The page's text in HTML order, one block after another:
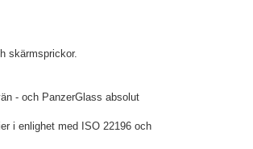
skärmsprickor.
- och PanzerGlass absolut
i enlighet med ISO 22196 och